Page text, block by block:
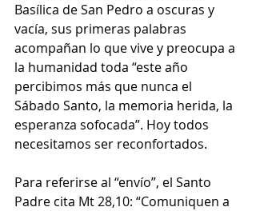
Basílica de San Pedro a oscuras y
vacía, sus primeras palabras
acompañan lo que vive y preocupa a
la humanidad toda “este año
percibimos más que nunca el
Sábado Santo, la memoria herida, la
esperanza sofocada”. Hoy todos
necesitamos ser reconfortados.
Para referirse al “envío”, el Santo
Padre cita Mt 28,10: “Comuniquen a